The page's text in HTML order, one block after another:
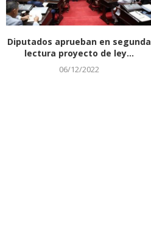
Avanzan los trabajos en el
malecón de SDE
29/06/2022